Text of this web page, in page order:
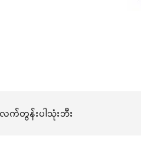
လက်တွန်းပါသုံးဘီး